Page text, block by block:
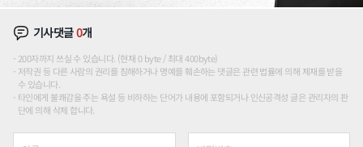
기사댓글0개
200자까지 쓰실 수 있습니다. (현재 0 byte / 최대 400byte)
저작권 등 다른 사람의 권리를 침해하거나 명예를 훼손하는 댓글은 관련 법률에 의해 제재를 받을
수 있습니다.
타인에게 불쾌감을 주는 욕설 등 비하하는 단어가 내용에 포함되거나 인신공격성 글은 관리자의 판
단에 의해 삭제 합니다.